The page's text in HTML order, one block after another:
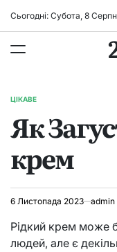
Сьогодні: Субота, 8
ОПУБЛІКУВАТИ
ЦІКАВЕ
Як
крем
6 Листопада 2023 admin
Рідкий крем може
людей, але є